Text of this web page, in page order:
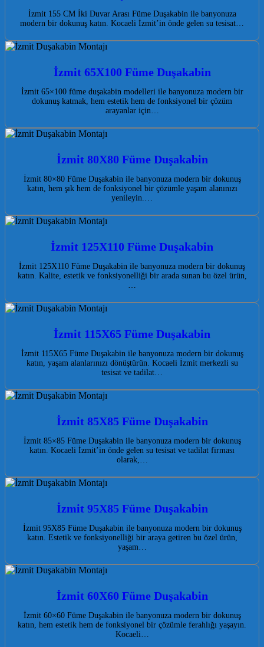
İzmit 155 CM İki Duvar Arası Füme Duşakabin ile banyonuza
modern bir dokunuş katın. Kocaeli İzmit’in önde gelen su tesisat…
İzmit 65X100 Füme Duşakabin
İzmit 65×100 füme duşakabin modelleri ile banyonuza modern bir
dokunuş katmak, hem estetik hem de fonksiyonel bir çözüm
arayanlar için…
İzmit 80X80 Füme Duşakabin
İzmit 80×80 Füme Duşakabin ile banyonuza modern bir dokunuş
katın, hem şık hem de fonksiyonel bir çözümle yaşam alanınızı
yenileyin.…
İzmit 125X110 Füme Duşakabin
İzmit 125X110 Füme Duşakabin ile banyonuza modern bir dokunuş
katın. Kalite, estetik ve fonksiyonelliği bir arada sunan bu özel ürün,
…
İzmit 115X65 Füme Duşakabin
İzmit 115X65 Füme Duşakabin ile banyonuza modern bir dokunuş
katın, yaşam alanlarınızı dönüştürün. Kocaeli İzmit merkezli su
tesisat ve tadilat…
İzmit 85X85 Füme Duşakabin
İzmit 85×85 Füme Duşakabin ile banyonuza modern bir dokunuş
katın. Kocaeli İzmit’in önde gelen su tesisat ve tadilat firması
olarak,…
İzmit 95X85 Füme Duşakabin
İzmit 95X85 Füme Duşakabin ile banyonuza modern bir dokunuş
katın. Estetik ve fonksiyonelliği bir araya getiren bu özel ürün,
yaşam…
İzmit 60X60 Füme Duşakabin
İzmit 60×60 Füme Duşakabin ile banyonuza modern bir dokunuş
katın, hem estetik hem de fonksiyonel bir çözümle ferahlığı yaşayın.
Kocaeli…